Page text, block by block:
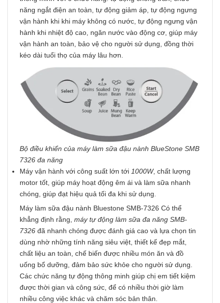
năng ngắt điện an toàn, tự động giảm áp, tự động ngưng
vận hành khi khi máy không có nước, tự động ngưng vận
hành khi nhiệt độ cao, ngăn nước vào động cơ, giúp máy
vận hành an toàn, bảo vệ cho người sử dụng, đồng thời
kéo dài tuổi thọ của máy lâu hơn.
Bộ điều khiển của máy làm sữa đậu nành BlueStone SMB
7326 đa năng
Máy vận hành với công suất lớn tới 1000W, chất lượng
motor tốt, giúp máy hoạt động êm ái và làm sữa nhanh
chóng, giúp đạt hiệu quả tối đa khi sử dụng.
Máy làm sữa đậu nành Bluestone SMB-7326 Có thể
khẳng định rằng, máy tự động làm sữa đa năng SMB-
7326 đã nhanh chóng được đánh giá cao và lựa chọn tin
dùng nhờ những tính năng siêu việt, thiết kế đẹp mắt,
chất liệu an toàn, chế biến được nhiều món ăn và đồ
uống bổ dưỡng, đảm bảo sức khỏe cho người sử dụng.
Các chức năng tự động thông minh giúp chị em tiết kiệm
được thời gian và công sức, để có nhiều thời giờ làm
nhiều công việc khác và chăm sóc bản thân.